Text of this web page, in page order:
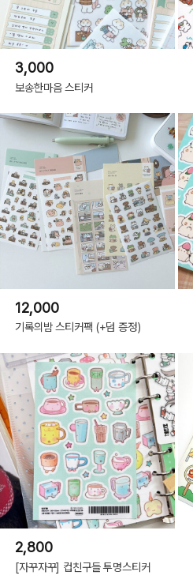
3,000
보송한마음 스티커
12,000
기록의밤 스티커팩 (+덤 증정)
2,800
[자꾸자꾸] 컵친구들 투명스티커